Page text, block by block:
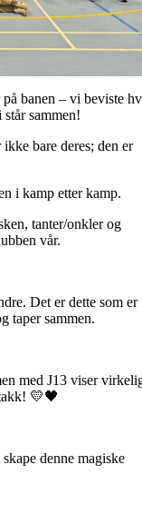
banen – vi beviste
sammen!
bare deres; den er
i kamp etter kamp.
tanter/onkler og
vår.
Det er dette som er
taper sammen.
med J13 viser
💛🖤
denne magiske